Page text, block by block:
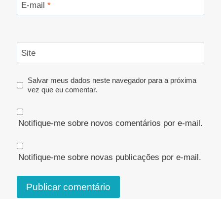
E-mail *
Site
Salvar meus dados neste navegador para a próxima
vez que eu comentar.
Notifique-me sobre novos comentários por e-mail.
Notifique-me sobre novas publicações por e-mail.